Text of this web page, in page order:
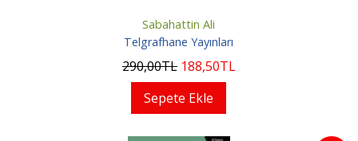
Sabahattin Ali
Telgrafhane Yayınları
290,00TL 188,50TL
Sepete Ekle